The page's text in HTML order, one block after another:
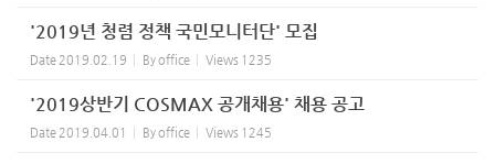
'2019년 청렴 정책 국민모니터단' 모집
Date 2019.02.19 Byoffice Views 1235
'2019상반기 COSMAX 공개채용' 채용 공고
Date 2019.04.01 Byoffice Views 1245